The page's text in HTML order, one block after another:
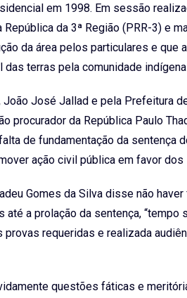
em 1998. Em sessão
da 3ª Região (PRR-3) e
da área pelos particulares e que
terras pela comunidade
José Jallad e pela Prefeitura
procurador da República Paulo
de fundamentação da sentença
ação civil pública em favor dos
Gomes da Silva disse não
a prolação da sentença, “tempo
requeridas e realizada
questões fáticas e